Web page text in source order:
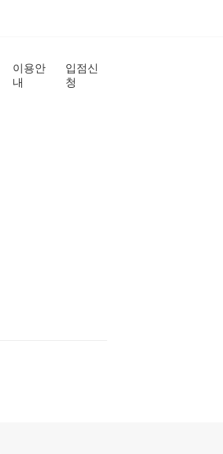
이용안
내
입점신
청